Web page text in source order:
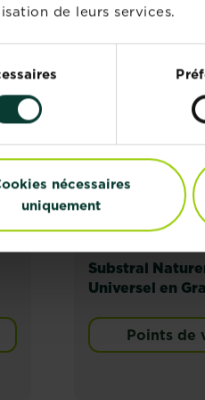
de leurs services.
nécessaires
uniquement
Substral
Universel en
Points de